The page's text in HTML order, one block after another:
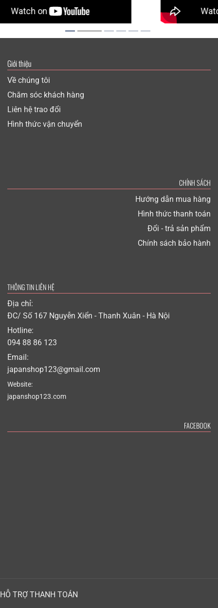
Giới thiệu
Về chúng tôi
Chăm sóc khách hàng
Liên hệ trao đổi
Hình thức vận chuyển
CHÍNH SÁCH
Hướng dẫn mua hàng
Hình thức thanh toán
Đổi - trả sản phẩm
Chính sách bảo hành
THÔNG TIN LIÊN HỆ
Địa chỉ:
ĐC/ Số 167 Nguyễn Xiển - Thanh Xuân - Hà Nội
Hotline:
094 88 86 123
Email:
japanshop123@gmail.com
Website:
japanshop123.com
FACEBOOK
HỖ TRỢ THANH TOÁN